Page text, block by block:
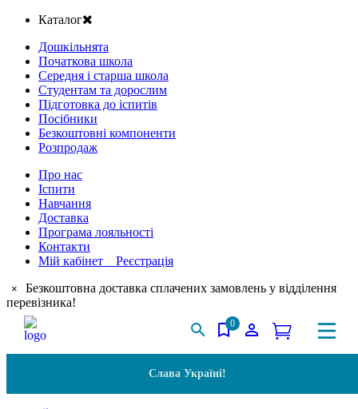
Каталог
Дошкільнята
Початкова школа
Середня і старша школа
Студентам та дорослим
Підготовка до іспитів
Посібники
Безкоштовні компоненти
Розпродаж
Про нас
Іспити
Навчання
Доставка
Програма лояльності
Контакти
Мій кабінет Реєстрація
×
Безкоштовна доставка сплачених замовлень у відділення
перевізника!
0
Слава Україні!